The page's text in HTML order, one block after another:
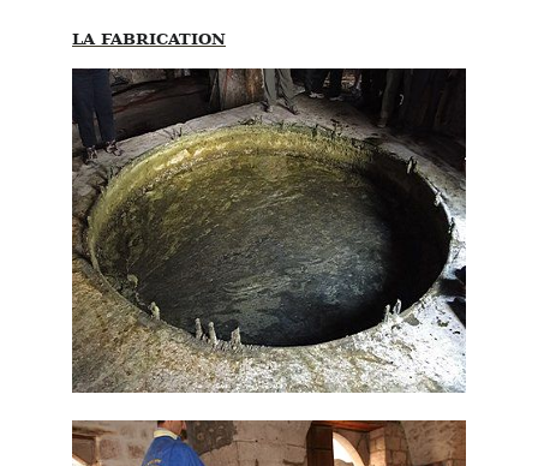
LA FABRICATION